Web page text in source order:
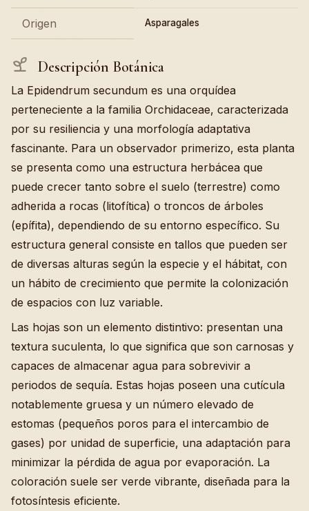
Origen Asparagales
Descripción Botánica
La Epidendrum secundum es una orquídea
perteneciente a la familia Orchidaceae, caracterizada
por su resiliencia y una morfología adaptativa
fascinante. Para un observador primerizo, esta planta
se presenta como una estructura herbácea que
puede crecer tanto sobre el suelo (terrestre) como
adherida a rocas (litofítica) o troncos de árboles
(epífita), dependiendo de su entorno específico. Su
estructura general consiste en tallos que pueden ser
de diversas alturas según la especie y el hábitat, con
un hábito de crecimiento que permite la colonización
de espacios con luz variable.
Las hojas son un elemento distintivo: presentan una
textura suculenta, lo que significa que son carnosas y
capaces de almacenar agua para sobrevivir a
periodos de sequía. Estas hojas poseen una cutícula
notablemente gruesa y un número elevado de
estomas (pequeños poros para el intercambio de
gases) por unidad de superficie, una adaptación para
minimizar la pérdida de agua por evaporación. La
coloración suele ser verde vibrante, diseñada para la
fotosíntesis eficiente.